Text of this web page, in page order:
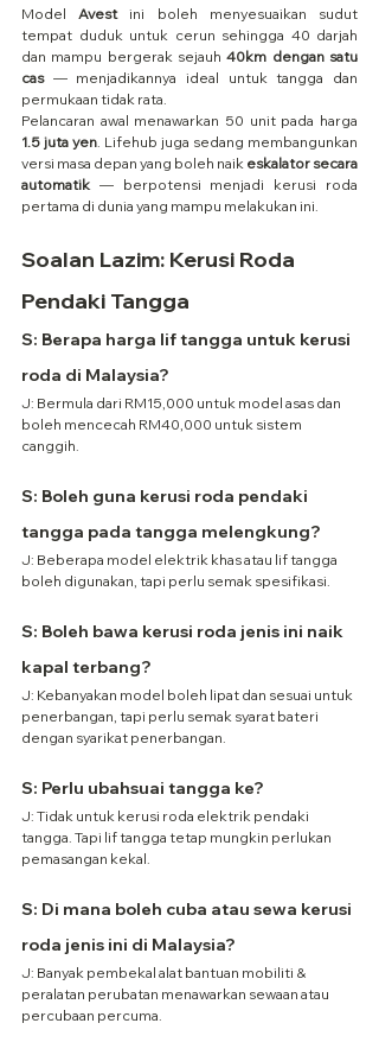
Model Avest ini boleh menyesuaikan sudut
tempat duduk untuk cerun sehingga 40 darjah
dan mampu bergerak sejauh 40km dengan satu
cas — menjadikannya ideal untuk tangga dan
permukaan tidak rata.
1.5 juta yen. Lifehub juga sedang membangunkan
versi masa depan yang boleh naik eskalator secara
automatik — berpotensi menjadi kerusi roda
pertama di dunia yang mampu melakukan ini.
Soalan Lazim: Kerusi Roda
Pendaki Tangga
S: Berapa harga lif tangga untuk kerusi
roda di Malaysia?
J: Bermula dari RM15,000 untuk model asas dan
boleh mencecah RM40,000 untuk sistem
canggih.
S: Boleh guna kerusi roda pendaki
tangga pada tangga melengkung?
J: Beberapa model elektrik khas atau lif tangga
boleh digunakan, tapi perlu semak spesifikasi.
S: Boleh bawa kerusi roda jenis ini naik
kapal terbang?
J: Kebanyakan model boleh lipat dan sesuai untuk
penerbangan, tapi perlu semak syarat bateri
dengan syarikat penerbangan.
S: Perlu ubahsuai tangga ke?
J: Tidak untuk kerusi roda elektrik pendaki
tangga. Tapi lif tangga tetap mungkin perlukan
pemasangan kekal.
S: Di mana boleh cuba atau sewa kerusi
roda jenis ini di Malaysia?
J: Banyak pembekal alat bantuan mobiliti &
peralatan perubatan menawarkan sewaan atau
percubaan percuma.